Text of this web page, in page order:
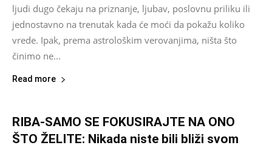
ljudi dugo čekaju na priznanje, ljubav, poslovnu priliku ili
jednostavno na trenutak kada će moći da pokažu koliko
vrede. Ipak, prema astrološkim verovanjima, ništa što
činimo ne...
Read more
RIBA-SAMO SE FOKUSIRAJTE NA ONO
ŠTO ŽELITE: Nikada niste bili bliži svom